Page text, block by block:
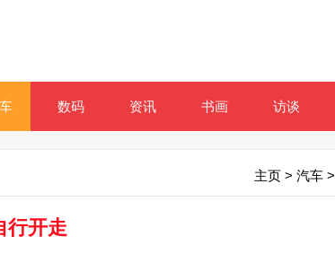
数码 资讯 书画 访谈
主页 > 汽车 >
行开走